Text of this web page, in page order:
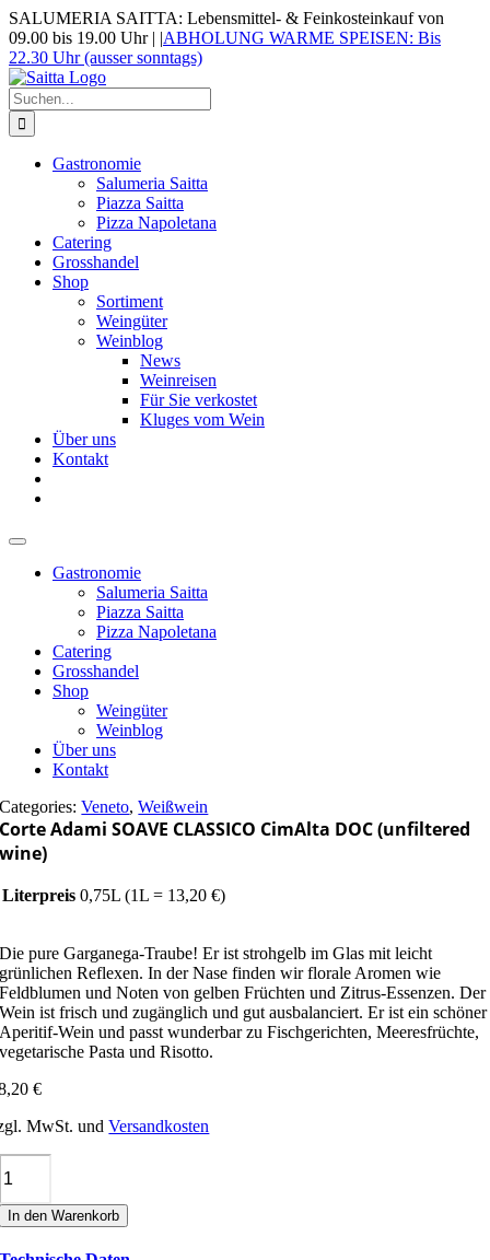
Zum
Inhalt
springen
SALUMERIA SAITTA: Lebensmittel- & Feinkosteinkauf von
09.00 bis 19.00 Uhr | |ABHOLUNG WARME SPEISEN: Bis
22.30 Uhr (ausser sonntags)
Suche
nach:
Gastronomie
Salumeria Saitta
Piazza Saitta
Pizza Napoletana
Catering
Grosshandel
Shop
Sortiment
Weingüter
Weinblog
News
Weinreisen
Für Sie verkostet
Kluges vom Wein
Über uns
Kontakt
Gastronomie
Salumeria Saitta
Piazza Saitta
Pizza Napoletana
Catering
Grosshandel
Shop
Weingüter
Weinblog
Über uns
Kontakt
Categories:Veneto,Weißwein
Corte Adami SOAVE CLASSICO CimAlta DOC (unfiltered
wine)
Literpreis 0,75L (1L = 13,20 €)
Die pure Garganega-Traube! Er ist strohgelb im Glas mit leicht
grünlichen Reflexen. In der Nase finden wir florale Aromen wie
Feldblumen und Noten von gelben Früchten und Zitrus-Essenzen. Der
Wein ist frisch und zugänglich und gut ausbalanciert. Er ist ein schöner
Aperitif-Wein und passt wunderbar zu Fischgerichten, Meeresfrüchte,
vegetarische Pasta und Risotto.
€
MwSt. undVersandkosten
In den Warenkorb